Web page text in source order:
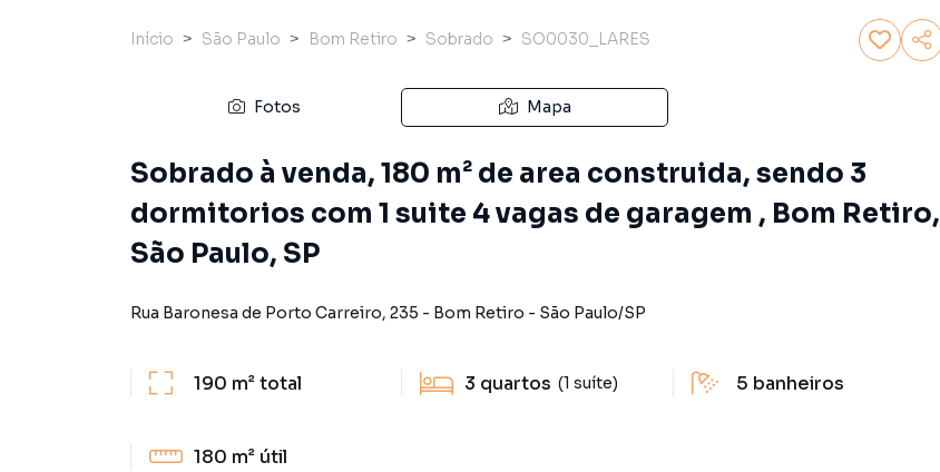
Início São Paulo Bom Retiro Sobrado SO0030_LARES
Fotos Mapa
Sobrado à venda, 180 m² de area construida, sendo 3
dormitorios com 1 suite 4 vagas de garagem , Bom Retiro,
São Paulo, SP
Rua Baronesa de Porto Carreiro, 235 - Bom Retiro - São Paulo/SP
190 m²total 3 quartos (1 suíte) 5 banheiros
180 m² útil